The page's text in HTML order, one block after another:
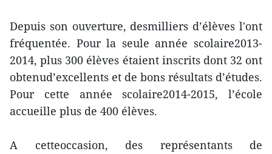
Depuis son ouverture, desmilliers d’élèves l'ont
fréquentée. Pour la seule année scolaire2013-
2014, plus 300 élèves étaient inscrits dont 32 ont
obtenud’excellents et de bons résultats d’études.
Pour cette année scolaire2014-2015, l’école
accueille plus de 400 élèves.
A cetteoccasion, des représentants de